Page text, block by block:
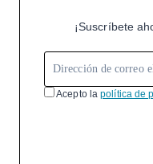
¡Suscríbete
Acepto lapolítica de